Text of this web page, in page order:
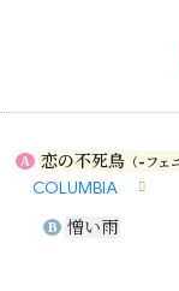
A 恋の不死鳥 （-フェ
COLUMBIA
B 憎い雨